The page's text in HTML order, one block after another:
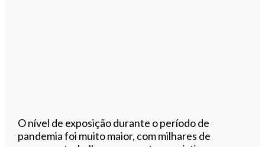
O nível de exposição durante o período de
pandemia foi muito maior, com milhares de